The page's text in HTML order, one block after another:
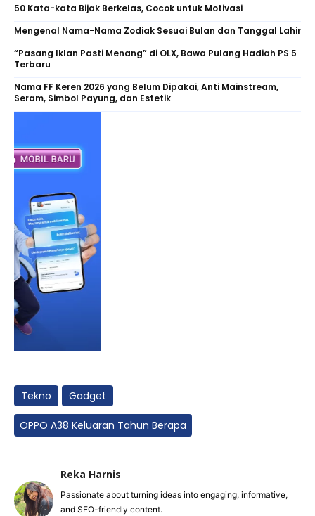
50 Kata-kata Bijak Berkelas, Cocok untuk Motivasi
Mengenal Nama-Nama Zodiak Sesuai Bulan dan Tanggal Lahir
“Pasang Iklan Pasti Menang” di OLX, Bawa Pulang Hadiah PS 5
Terbaru
Nama FF Keren 2026 yang Belum Dipakai, Anti Mainstream,
Seram, Simbol Payung, dan Estetik
Tekno Gadget
OPPO A38 Keluaran Tahun Berapa
Reka Harnis
Passionate about turning ideas into engaging, informative,
and SEO-friendly content.